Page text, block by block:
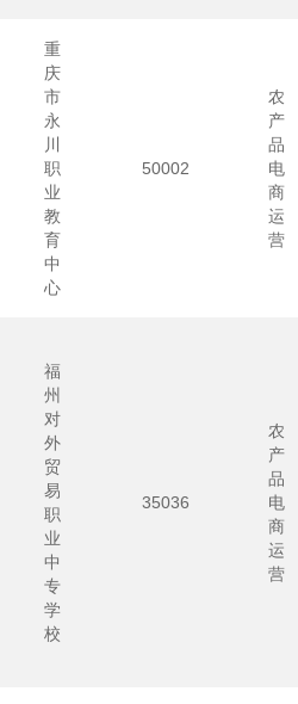
重
庆
市
永
川
职
业
教
育
中
心
50002
农
产
品
电
商
运
营
福
州
对
外
贸
易
职
业
中
专
学
校
35036
农
产
品
电
商
运
营